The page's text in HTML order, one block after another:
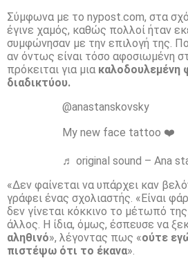
Σύμφωνα με το nypost.com, στα
έγινε χαμός, καθώς πολλοί ήταν
συμφώνησαν με την επιλογή της.
αν όντως είναι τόσο αφοσιωμένη
πρόκειται για μια καλοδουλεμένη
διαδικτύου.
@anastanskovsky
My new face tattoo ❤️
♬ original sound – Ana
«Δεν φαίνεται να υπάρχει καν
γράφει ένας σχολιαστής. «Είναι
δεν γίνεται κόκκινο το μέτωπό
άλλος. Η ίδια, όμως, έσπευσε να
αληθινό», λέγοντας πως «ούτε
πιστέψω ότι το έκανα».